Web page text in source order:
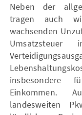
Neben der
tragen auch
wachsenden
insbesondere
Einkommen.
landesweiten